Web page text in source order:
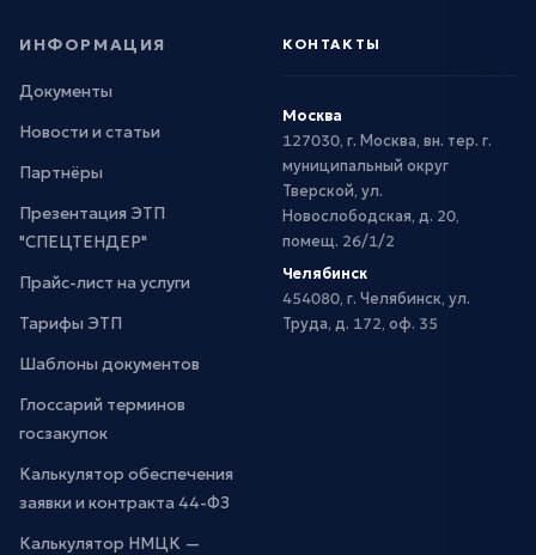
ИНФОРМАЦИЯ
Документы
Новости и статьи
Партнёры
Презентация ЭТП
"СПЕЦТЕНДЕР"
Прайс-лист на услуги
Тарифы ЭТП
Шаблоны документов
Глоссарий терминов
госзакупок
Калькулятор обеспечения
заявки и контракта 44-ФЗ
Калькулятор НМЦК —
КОНТАКТЫ
Москва
127030, г. Москва, вн. тер. г.
муниципальный округ
Тверской, ул.
Новослободская, д. 20,
помещ. 26/1/2
Челябинск
454080, г. Челябинск, ул.
Труда, д. 172, оф. 35